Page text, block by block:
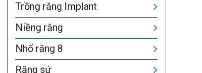
Trồng răng Implant
Niềng răng
Nhổ răng 8
Răng sứ